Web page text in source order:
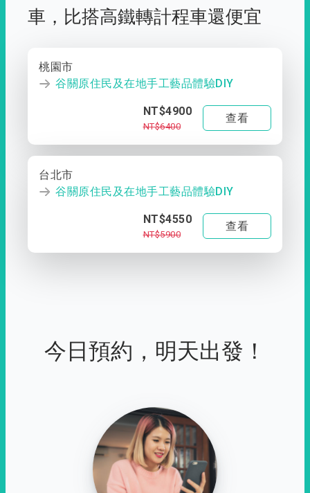
車， 比搭高鐵轉計程車還便宜
桃園市
谷關原住民及在地手工藝品體驗DIY
NT$4900
NT$6400
查看
台北市
谷關原住民及在地手工藝品體驗DIY
NT$4550
NT$5900
查看
今日預約，明天出發！